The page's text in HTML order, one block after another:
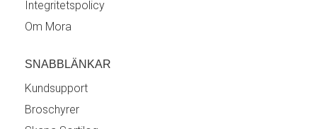
Integritetspolicy
Om Mora
SNABBLÄNKAR
Kundsupport
Broschyrer